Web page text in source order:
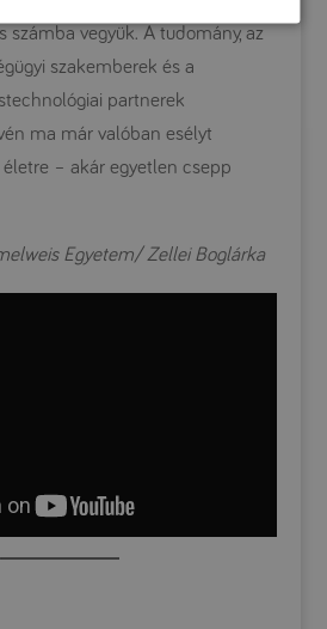
számba vegyük. A tudomány, az
szakemberek és a
partnerek
ma már valóban esélyt
– akár egyetlen csepp
Egyetem/ Zellei Boglárka